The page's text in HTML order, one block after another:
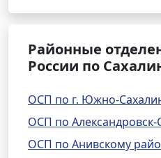
Районные
России по
ОСП по г. Южно-
ОСП по
ОСП по Анивскому